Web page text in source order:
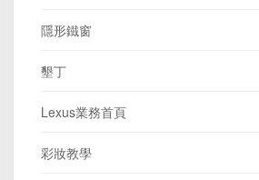
隱形鐵窗
墾丁
Lexus業務首頁
彩妝教學